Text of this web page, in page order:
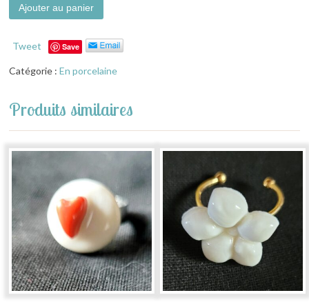
Ajouter au panier
Tweet Save
Catégorie :En porcelaine
Produits similaires